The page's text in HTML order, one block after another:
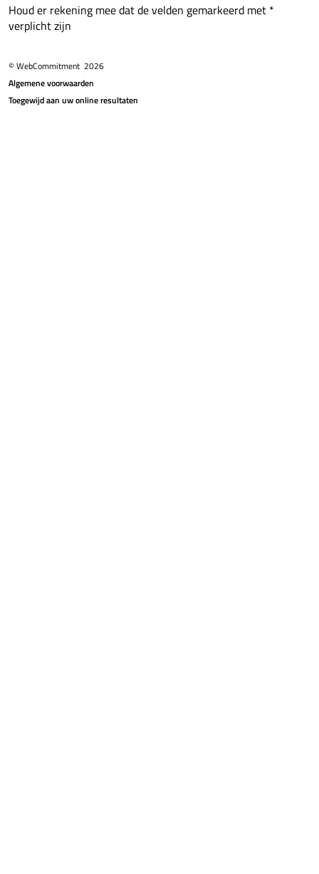
Houd er rekening mee dat de velden gemarkeerd met *
verplicht zijn
© WebCommitment 2026
Algemene voorwaarden
Toegewijd aan uw online resultaten